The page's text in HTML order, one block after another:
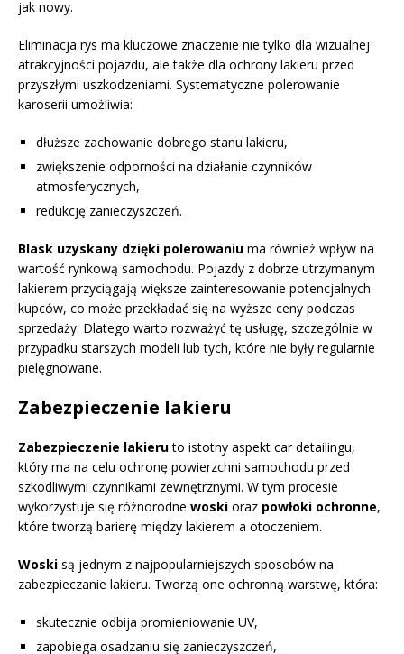
jak nowy.
Eliminacja rys ma kluczowe znaczenie nie tylko dla wizualnej
atrakcyjności pojazdu, ale także dla ochrony lakieru przed
przyszłymi uszkodzeniami. Systematyczne polerowanie
karoserii umożliwia:
dłuższe zachowanie dobrego stanu lakieru,
zwiększenie odporności na działanie czynników
atmosferycznych,
redukcję zanieczyszczeń.
Blask uzyskany dzięki polerowaniu ma również wpływ na
wartość rynkową samochodu. Pojazdy z dobrze utrzymanym
lakierem przyciągają większe zainteresowanie potencjalnych
kupców, co może przekładać się na wyższe ceny podczas
sprzedaży. Dlatego warto rozważyć tę usługę, szczególnie w
przypadku starszych modeli lub tych, które nie były regularnie
pielęgnowane.
Zabezpieczenie lakieru
Zabezpieczenie lakieruto istotny aspekt car detailingu,
który ma na celu ochronę powierzchni samochodu przed
szkodliwymi czynnikami zewnętrznymi. W tym procesie
wykorzystuje się różnorodne woski oraz powłoki ochronne,
które tworzą barierę między lakierem a otoczeniem.
Woski są jednym z najpopularniejszych sposobów na
zabezpieczanie lakieru. Tworzą one ochronną warstwę, która:
skutecznie odbija promieniowanie UV,
zapobiega osadzaniu się zanieczyszczeń,